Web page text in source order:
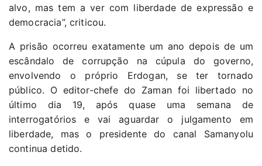
alvo, mas tem a ver com liberdade de expressão e
democracia”, criticou.
A prisão ocorreu exatamente um ano depois de um
escândalo de corrupção na cúpula do governo,
envolvendo o próprio Erdogan, se ter tornado
público. O editor-chefe do Zaman foi libertado no
último dia 19, após quase uma semana de
interrogatórios e vai aguardar o julgamento em
liberdade, mas o presidente do canal Samanyolu
continua detido.